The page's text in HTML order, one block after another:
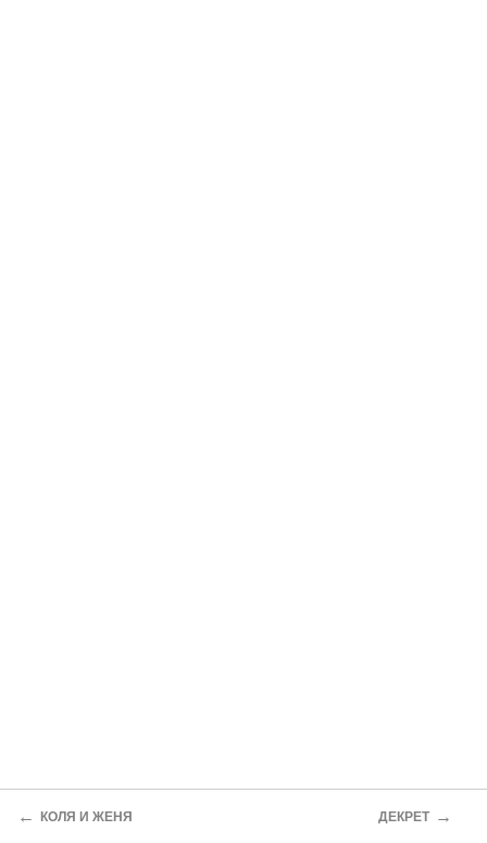
← КОЛЯ И ЖЕНЯ ДЕКРЕТ →